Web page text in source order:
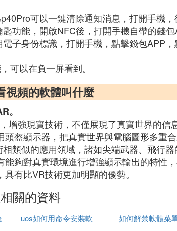
可以一鍵清除通知消息，打開手機
功能，開啟NFC後，打開手機自帶的錢
子身份標識，打開手機，點擊錢包APP
可以在負一屏看到。
視頻的軟體叫什麼
。
增強現實技術，不僅展現了真實世界的
頭盔顯示器，把真實世界與電腦圖形多重
類似的應用領域，諸如尖端武器、飛行
能夠對真實環境進行增強顯示輸出的特性
有比VR技術更加明顯的優勢。
關的資料
uos如何用命令安裝軟
如何解禁軟體菜